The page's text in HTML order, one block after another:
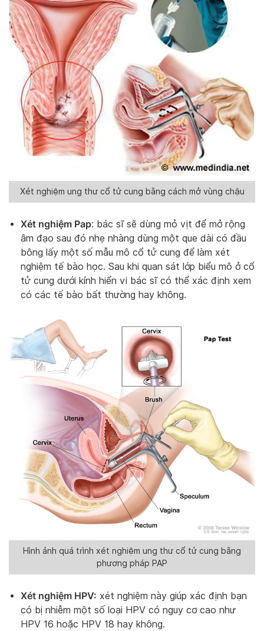
Xét nghiệm ung thư cổ tử cung bằng cách mở vùng chậu
Xét nghiệm Pap: bác sĩ sẽ dùng mỏ vịt để mở rộng
âm đạo sau đó nhẹ nhàng dùng một que dài có đầu
bông lấy một số mẫu mô cổ tử cung để làm xét
nghiệm tế bào học. Sau khi quan sát lớp biểu mô ở cổ
tử cung dưới kính hiển vi bác sĩ có thể xác định xem
có các tế bào bất thường hay không.
Hình ảnh quá trình xét nghiệm ung thư cổ tử cung bằng
phương pháp PAP
Xét nghiệm HPV: xét nghiệm này giúp xác định bạn
có bị nhiễm một số loại HPV có nguy cơ cao như
HPV 16 hoặc HPV 18 hay không.